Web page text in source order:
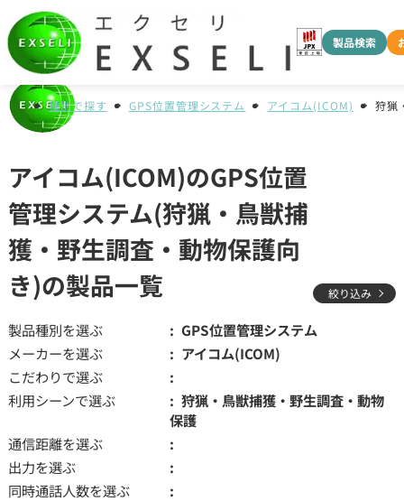
製品検索
種別で探す GPS位置管理システム アイコム(ICOM) 狩猟
アイコム(ICOM)のGPS位置
管理システム(狩猟・鳥獣捕
獲・野生調査・動物保護向
き)の製品一覧
絞り込み
製品種別を選ぶ
GPS位置管理システム
メーカーを選ぶ
アイコム(ICOM)
こだわりで選ぶ
利用シーンで選ぶ
狩猟・鳥獣捕獲・野生調査・動物
保護
通信距離を選ぶ
出力を選ぶ
同時通話人数を選ぶ